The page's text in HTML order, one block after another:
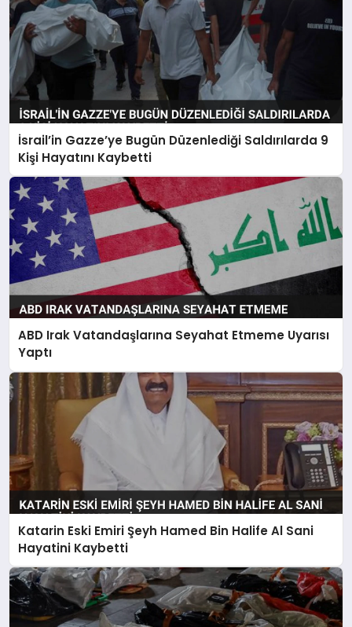
İsrail’in Gazze’ye Bugün Düzenlediği Saldırılarda 9
Kişi Hayatını Kaybetti
ABD Irak Vatandaşlarına Seyahat Etmeme Uyarısı
Yaptı
Katarin Eski Emiri Şeyh Hamed Bin Halife Al Sani
Hayatini Kaybetti